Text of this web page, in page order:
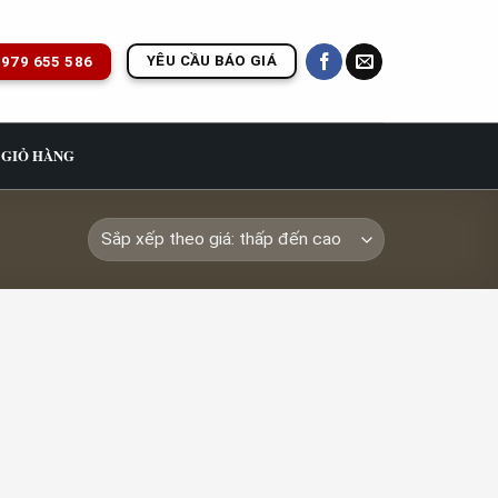
655 586 YÊU CẦU BÁO GIÁ
GIỎ HÀNG